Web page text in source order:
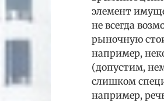
элемент
не всегда
рыночную
например,
(допустим,
слишком
например,